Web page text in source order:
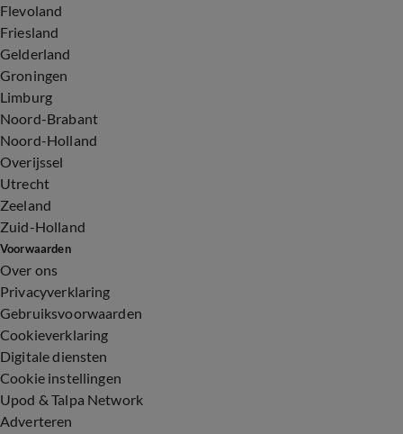
Flevoland
Friesland
Gelderland
Groningen
Limburg
Noord-Brabant
Noord-Holland
Overijssel
Utrecht
Zeeland
Zuid-Holland
Voorwaarden
Over ons
Privacyverklaring
Gebruiksvoorwaarden
Cookieverklaring
Digitale diensten
Cookie instellingen
Upod & Talpa Network
Adverteren